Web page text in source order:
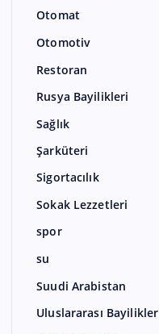
Otomat
Otomotiv
Restoran
Rusya Bayilikleri
Sağlık
Şarküteri
Sigortacılık
Sokak Lezzetleri
spor
su
Suudi Arabistan
Uluslararası Bayilikler